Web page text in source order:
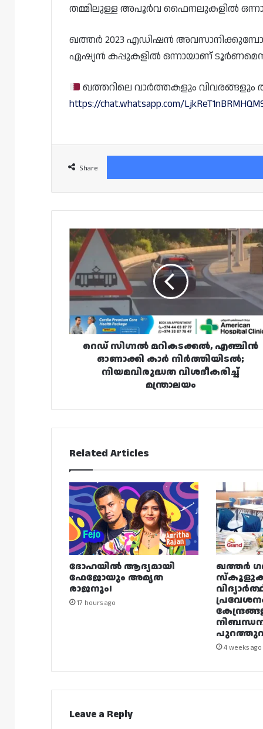
തമ്മിലുള്ള അപൂർവ ഫൈനലുകളിൽ
ഖത്തർ 2023 എഡിഷൻ
ഏഷ്യൻ കപ്പുകളിൽ ഒന്നായാണ് ടൂർണമെന്റ്
ഖത്തറിലെ വാർത്തകളും വിവരങ്ങളും
https://chat.whatsapp.com/
Share
റെഡ്
സിഗ്നൽ
മറികടക്കൽ,
എഞ്ചിൻ
ഓണാക്കി
കാർ
നിർത്തിയിടൽ;
നിയമവിരുദ്ധത
വിശദീകരിച്ച്
മന്ത്രാലയം
റെഡ് സിഗ്നൽ മറികടക്കൽ, എഞ്ചിൻ
ഓണാക്കി കാർ നിർത്തിയിടൽ;
നിയമവിരുദ്ധത വിശദീകരിച്ച്
മന്ത്രാലയം
Related Articles
ദോഹയിൽ ആദ്യമായി
ഫേജോയും അമൃത
രാജനും!
17 hours ago
ഖത്തർ
4 weeks ago
Leave a Reply